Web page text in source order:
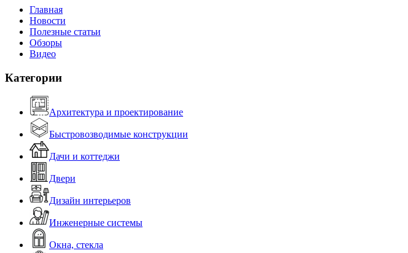
Главная
Новости
Полезные статьи
Обзоры
Видео
Категории
Архитектура и проектирование
Быстровозводимые конструкции
Дачи и коттеджи
Двери
Дизайн интерьеров
Инженерные системы
Окна, стекла